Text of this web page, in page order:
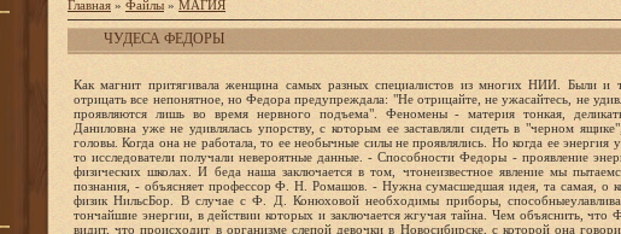
Главная » Файлы » МАГИЯ
ЧУДЕСА ФЕДОРЫ
Как магнит притягивала женщина самых разных специалистов из многих НИИ. Были и такие, кто первым делом пытался отрицать все непонятное, но Федора предупреждала: "Не отрицайте, не ужасайтесь, не удивляйтесь. Силы человека дремлют и проявляются лишь во время нервного подъема". Феномены - материя тонкая, деликатная, трудно доказуемая. Федора Даниловна уже не удивлялась упорству, с которым ее заставляли сидеть в "черном ящике", опутанную проводами с ног до головы. Когда она не работала, то ее необычные силы не проявлялись. Но когда ее энергия устремлялась на помощь больному, то исследователи получали невероятные данные. - Способности Федоры - проявление энергий, не учтенных в химических и физических школах. И беда наша заключается в том, чтонеизвестное явление мы пытаемся изучать известными способами познания, - объясняет профессор Ф. Н. Ромашов. - Нужна сумасшедшая идея, та самая, о которой всю жизнь мечтал датский физик НильсБор. В случае с Ф. Д. Конюховой необходимы приборы, способныеулавливать и регистрировать даже самые тончайшие энергии, в действии которых и заключается жгучая тайна. Чем объяснить, что Федора Даниловна, сидя в Москве, видит, что происходит в организме слепой девочки в Новосибирске, с которой она говорит по телефону? Настоль большом расстоянии она каким-то образом получает информацию о состоянии человека и воздействует на него. А недавний эксперимент с Федорой Даниловной подбросил мне новую пищу для размышлений. ...Федора Даниловна не удивилась, когда ее пригласили в МВД o СССР. За восемь лет бесконечных экспериментов она стала достаточно известной. Ее даже приняли в члены Федерации космонавтики СССР. Она - автор двух изобретений на способы лечения бронхиальной астмы и доброкачественных опухолей из мышечных тканей - миом. О ней сняли два документальных фильма. Напечатал статью журнал "Америка". "Может, министр заболел, попросит помощи?" - мелькнула мысль. Но ей приготовили задание посложнее. На столе разложили сорок фотографий. - Федора Даниловна, не могли бы вы ответить, кто из этих людейубит? - Но это не моя специальность, - попыталась отказаться она. - Понимаем. И все же попробуйте. Дело трудное и запутанное.Она закрыла глаза, протянула руки, сосредоточилась... Пасьянс, еще пасьянс - на столе остались лишь четыре фотографии. Подняла руки над ними и, наконец, указала: - Убит вот этот. - Где находится тело? - тут же последовал вопрос. - Лежит на берегу реки под ивовым кустом - недалеко от места,где этот человек был в последний раз. Эксперимент этот стоил Федоре дорого. Целый день потом пролежала пластом - силы куда-то исчезли. Профессор Ромашов запретил ей подобные опыты, не безвредные для ее здоровья. Как удалось ей безошибочно выбрать из сорока фотографий одну? -Все остались такими же светлыми. А одна почернела, будто негатив. Но только для меня. Другие этого совсем не увидели. Ресурсы биологической энергии не бесконечны. Как регулируется поток тепла из рук, как возмещается? - Руки долго держу под холодной водой, - рассказывает Федора. -Она дает мне электрический заряд. Помогает быть в форме растительная пища, жизнь на природе, хорошие эмоции и общение с добрыми людьми. Недобрых я определяю сразу. Иногда напротив сядет человек, вижу, я ему любопытна. Но думает обо мне нелестно: вот, дескать,чертова ведьма. И меня точно уколют десятки игл. Но я и такому помогу, избавлю его от недуга и мрачной подозрительности. Больше всего люди страдают от плохих мыслей. Не посылайте проклятий даже своим врагам, не судачьте попусту, не торопитесь осуждать. Помните, что милосерднее помолчать. Когда у человека болит печень, я всегда прошу его "почистить" собственные мысли. Злоба, зависть, сделки с совестью - источник многих заболеваний. Федора Даниловна восстановила и оборудовала три криницы, копает еще две. С какой целью? - Хочу оставить людям доброе дело, память о себе. Хочу, чтобы вПильшичах построили санаторий. Прямо на берегу Друти. Природа иисточники исцелят многих. Копают и очищают колодцы благодарныебольные. Бескорыстно, средств для оплаты у меня нет. Двое тридцатилетних парней были особенно тяжелыми. Врачи от них отказались. Начала работать с ними, когда им вынесли приговор и определили группуинвалидности пожизненно. Один ходил с палочкой и почти не видел -опухоль мозга. С ним пришлось работать полгода. Сегодня он долбитломом мерзлый грунт, играючи укладывает дубовые кряжи и прекрасно водит машину. Все обошлось без операции. На скольких симпозиумах этот случай потом разбирали! Объяснения пока нет. Но для меня главное, что человек выжил и теперь помогает мне в расширении криниц. Сравнение этого человека с волшебником, может быть, банально, но как не назвать волшебством то, что он делает на сцене? Какая сила заставляет людей воочию видеть яблоню и срывать с нее яблоки, ощущать их запах и вкус? И на машине по Ленинграду они ездят наяву, а не во сне, и видят улицы города, прохожих... Как же так? ...Однажды - было это на Волынщине - к нему пришла пожилая пара. Несколько дней назад старики схоронили сына, погибшего в Афганистане. Его привезли в закрытом цинковом гробу. Как не верить страшному факту? Но что-то подсказывало материнскому сердцу: сын жив. Они принесли фотографию. Взглянув на нее, "артист" ощутил колющую боль в голове и плече. Озарение было мгновенным. Да, этот парень действительно жив, но тяжело ранен - в голову и плечо. Спустя два месяца сын вернулся из госпиталя домой... Альберт Бенедиктович Игнатенко - действительный член Всесоюзного общества психологов при президиуме Академии наук СССР. Уже четверть века он выступает на сцене. Для одних феномен Игнатенко - шарлатанство, для других - магия и волшебство. Но никто не отрицает, что он, безусловно, человек необычных возможностей. Как-то Альберт Бенедиктович признался, что школьником он и не подозревал о своей исключительности. Но однажды оказался на концерте известного в то время артиста Адлерова. И был поражен: тот на память "читал" заполненный вызванным добровольцем из зала квадрат из 16 чисел. Молодость самонадеянна, вот и Игнатенко после представления решил добиться таких же результатов. Но как это сделать, он не знал и пробовал запоминать все подряд: числа, слова, названия улиц, номера домов. Перед сном, лежа в постели с закрытыми глазами, старался раскрутить "ленту" прошедшего дня до самых мелких деталей. Вспоминал людей, разговоры, звуки. Отказался от кофе и шоколада, догадавшись, что мозг от них "тяжелеет". Он постоянно убеждал себя: "Я легко, без труда, с этого дня могу запоминать все по своему желанию". И так каждый день на протяжении нескольких лет, пока не почувствовал, что действительно в состоянии запоминать все, что хочет. - А потом, - рассказывает Альберт Бенедиктович, - я совершенно случайно открыл у себя и другие способности. У нас в клубе выступал заезжий гипнотизер. Я смотрел, как он заставляет людей в гипнотическом трансе проявлять способности музыканта или художника, а то еще внушит, что человек находится в бане. Я шепчу своему другу: ничего, мол, здесь особенного, можно и похлеще придумать. Он отмахнулся... и вдруг вскочил на кресло. Сам не знаю, как это у меня получилось, но я вообразил, что в зале началось наводнение... С того дня в классе, где учился Альберт, начали происходить странные вещи. То